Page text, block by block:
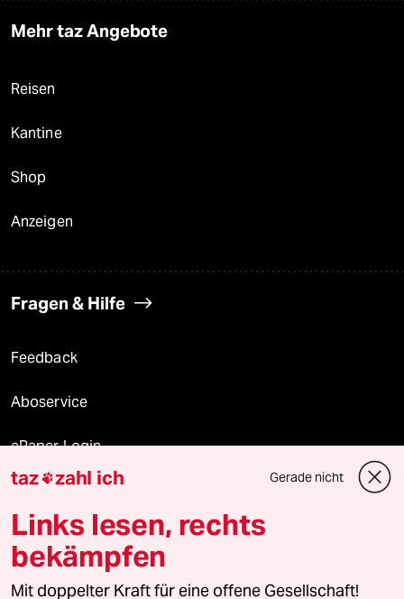
Mehr taz Angebote
Reisen
Kantine
Shop
Anzeigen
Fragen & Hilfe
Feedback
Aboservice
ePaper Login
Downloads für Abonnierende
© 2026 taz Verlags und Vertriebs GmbH
Alle Rechte vorbehalten. Bei rechtlichen Fragen oder für Genehmigungen
taz zahl ich Gerade nicht
Links lesen, rechts
bekämpfen
Mit doppelter Kraft für eine offene Gesellschaft!